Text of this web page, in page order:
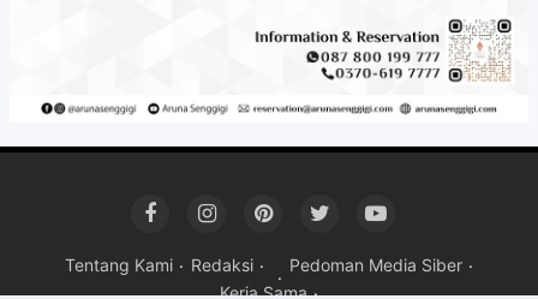
Tentang Kami Redaksi
Pedoman Media Siber
Kerja Sama